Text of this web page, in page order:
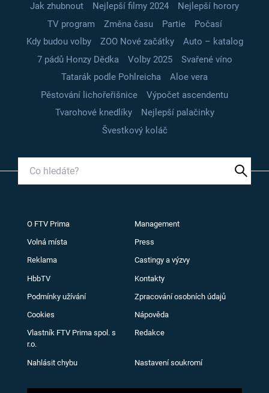
Jak zhubnout Nejlepší filmy 2024
Nejlepší horory
TV program
Změna času Partie
Počasí
Kdy budou volby
ZOO Nové začátky
Auto – katalog
7 pádů Honzy Dědka
Volby 2025
Svařené víno
Tatarák podle Pohlreicha
Aloe vera
Pěstování lichořeřišnice
Výpočet ascendentu
Tvarohové knedlíky
Nejlepší palačinky
Švestkový koláč
O FTV Prima Management
Volná místa Press
Reklama Castingy a výzvy
HbbTV Kontakty
Podmínky užívání Zpracování osobních údajů
Cookies Nápověda
Vlastník FTV Prima spol. s
r.o.
Redakce
Nahlásit chybu Nastavení soukromí